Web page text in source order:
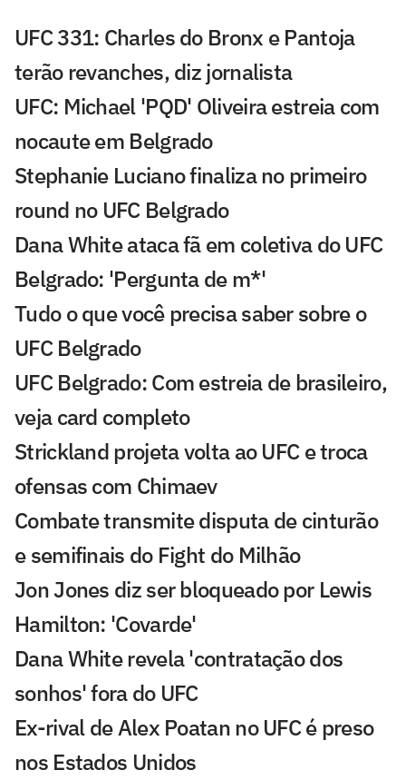
UFC 331: Charles do Bronx e Pantoja
terão revanches, diz jornalista
UFC: Michael 'PQD' Oliveira estreia com
nocaute em Belgrado
Stephanie Luciano finaliza no primeiro
round no UFC Belgrado
Dana White ataca fã em coletiva do UFC
Belgrado: 'Pergunta de m*'
Tudo o que você precisa saber sobre o
UFC Belgrado
UFC Belgrado: Com estreia de brasileiro,
veja card completo
Strickland projeta volta ao UFC e troca
ofensas com Chimaev
Combate transmite disputa de cinturão
e semifinais do Fight do Milhão
Jon Jones diz ser bloqueado por Lewis
Hamilton: 'Covarde'
Dana White revela 'contratação dos
sonhos' fora do UFC
Ex-rival de Alex Poatan no UFC é preso
nos Estados Unidos